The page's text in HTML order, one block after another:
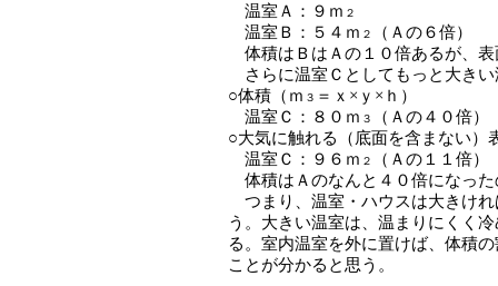
温室Ａ：９ｍ ２
温室Ｂ：５４ｍ ２
（Ａの６倍）
体積はＢはＡの１０倍あるが、
さらに温室Ｃとしてもっと大き
○体積（ｍ ３ ＝ｘ×ｙ×ｈ）
温室Ｃ：８０ｍ ３
（Ａの４０倍）
○大気に触れる（底面を含まない）
温室Ｃ：９６ｍ ２
（Ａの１１倍）
体積はＡのなんと４０倍になっ
つまり、温室・ハウスは大きけ
う。大きい温室は、温まりにくく
る。室内温室を外に置けば、体積
ことが分かると思う。